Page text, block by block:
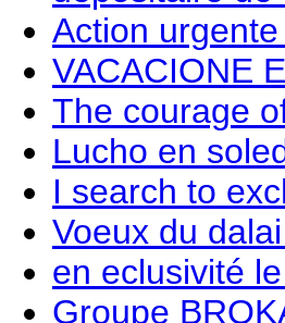
Action
VACACIONE
The courage
Lucho en
I search to
Voeux du
en eclusivité
Groupe